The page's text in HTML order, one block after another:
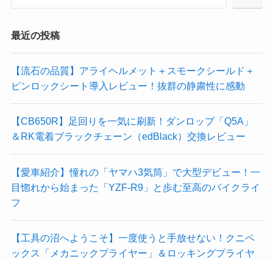
最近の投稿
【流石の品質】アライヘルメット＋スモークシールド＋
ピンロックシート導入レビュー！抜群の静粛性に感動
【CB650R】足回りを一気に刷新！ダンロップ「Q5A」
＆RK電着ブラックチェーン（edBlack）交換レビュー
【愛車紹介】憧れの「ヤマハ3気筒」で大型デビュー！一
目惚れから始まった「YZF-R9」と歩む至高のバイクライ
フ
【工具の沼へようこそ】一度使うと手放せない！クニペ
ックス「メカニックプライヤー」＆ロッキングプライヤ